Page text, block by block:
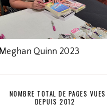
Meghan Quinn 2023
NOMBRE TOTAL DE PAGES VUES
DEPUIS 2012